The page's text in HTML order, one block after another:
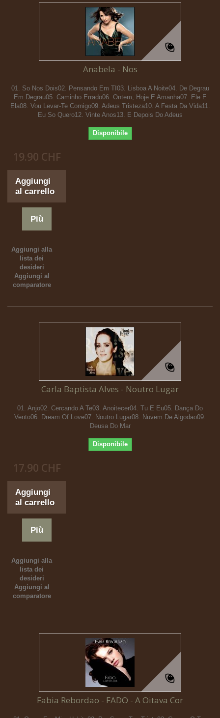
Anabela - Nos
01. So Nos Dois02. Pensando Em TI03. Lisboa A Noite04. De Degrau
Em Degrau05. Caminho Errado06. Ontem, Hoje E Amanha07. Ele E
Ela08. Vou Levar-Te Comigo09. Adeus Tristeza10. A Festa Da Vida11.
Eu So Quero12. Vinte Anos13. E Depois Do Adeus
Disponibile
19.90 CHF
Aggiungi
al carrello
Più
Aggiungi alla
lista dei
desideri
Aggiungi al
comparatore
Carla Baptista Alves - Noutro Lugar
01. Anjo02. Cercando A Te03. Anoitecer04. Tu E Eu05. Dança Do
Vento06. Dream Of Love07. Noutro Lugar08. Nuvem De Algodao09.
Deusa Do Mar
Disponibile
17.90 CHF
Aggiungi
al carrello
Più
Aggiungi alla
lista dei
desideri
Aggiungi al
comparatore
Fabia Rebordao - FADO - A Oitava Cor